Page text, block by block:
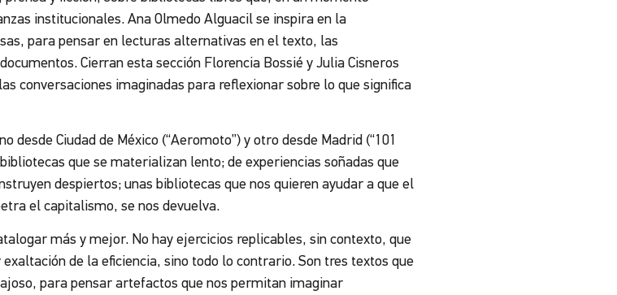
institucionales. Ana Olmedo Alguacil se inspira en la
para pensar en lecturas alternativas en el texto, las
Cierran esta sección Florencia Bossié y Julia Cisneros
conversaciones imaginadas para reflexionar sobre lo que significa
desde Ciudad de México (“Aeromoto”) y otro desde Madrid (“101
que se materializan lento; de experiencias soñadas que
despiertos; unas bibliotecas que nos quieren ayudar a que el
el capitalismo, se nos devuelva.
más y mejor. No hay ejercicios replicables, sin contexto, que
de la eficiencia, sino todo lo contrario. Son tres textos que
para pensar artefactos que nos permitan imaginar